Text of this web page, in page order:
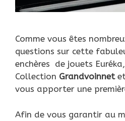
Comme vous êtes
questions sur cette
enchères de jouets Euréka,
Collection Grandvoinnet
vous apporter une
Afin de vous garantir au